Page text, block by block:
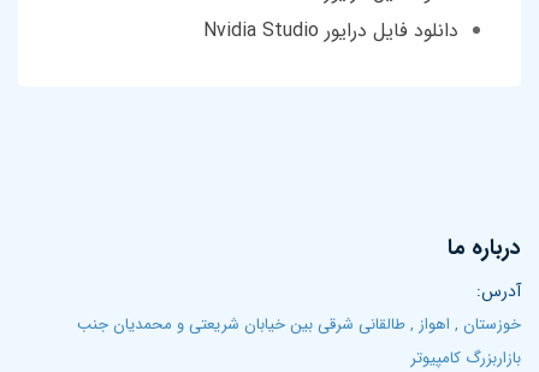
دانلود فایل درایور Nvidia Studio
درباره ما
آدرس:
خوزستان , اهواز , طالقانی شرقی بین خیابان شریعتی و محمدیان جنب
بازاربزرگ کامپیوتر